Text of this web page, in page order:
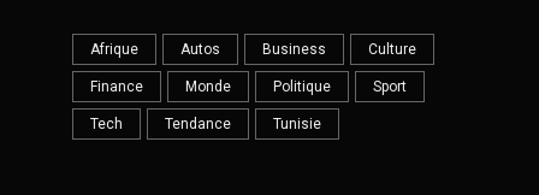
Afrique Autos Business Culture
Finance Monde Politique Sport
Tech Tendance Tunisie